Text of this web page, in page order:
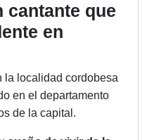
cantante que
en
la localidad cordobesa
en el departamento
de la capital.